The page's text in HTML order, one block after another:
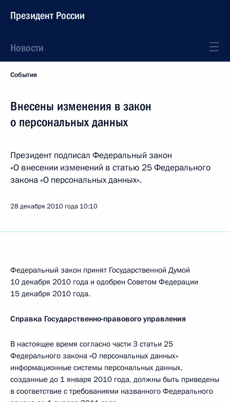
Президент России
Новости
События
Внесены изменения в закон
о персональных данных
Президент подписал Федеральный закон
«О внесении изменений в статью 25 Федерального
закона «О персональных данных».
28 декабря 2010 года 10:10
Федеральный закон принят Государственной Думой
10 декабря 2010 года и одобрен Советом Федерации
15 декабря 2010 года.
Справка Государственно-правового управления
В настоящее время согласно части 3 статьи 25
Федерального закона «О персональных данных»
информационные системы персональных данных,
созданные до 1 января 2010 года, должны быть приведены
в соответствие с требованиями названного Федерального